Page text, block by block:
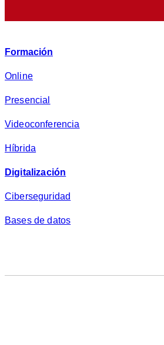
Formación
Online
Presencial
Videoconferencia
Híbrida
Digitalización
Ciberseguridad
Bases de datos